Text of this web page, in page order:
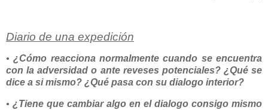
Diario de una expedición
•¿Cómo reacciona normalmente cuando se encuentra
con la adversidad o ante reveses potenciales? ¿Qué se
dice a si mismo? ¿Qué pasa con su dialogo interior?
• ¿Tiene que cambiar algo en el dialogo consigo mismo